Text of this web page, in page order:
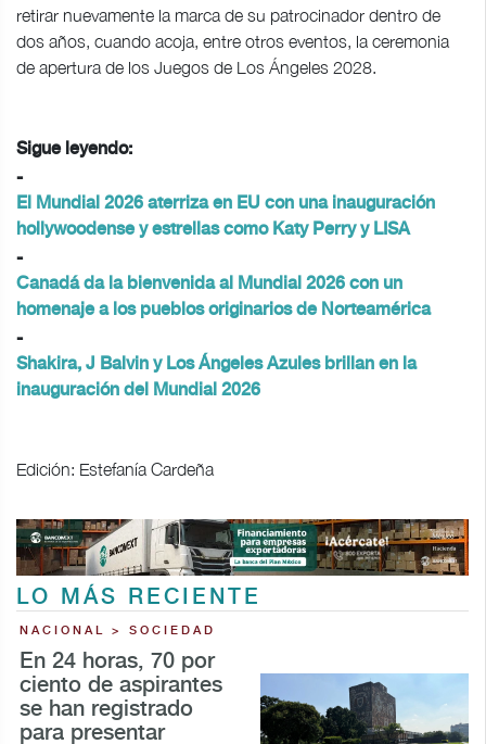
retirar nuevamente la marca de su patrocinador dentro de
dos años, cuando acoja, entre otros eventos, la ceremonia
de apertura de los Juegos de Los Ángeles 2028.
Sigue leyendo:
-
El Mundial 2026 aterriza en EU con una inauguración
hollywoodense y estrellas como Katy Perry y LISA
-
Canadá da la bienvenida al Mundial 2026 con un
homenaje a los pueblos originarios de Norteamérica
-
Shakira, J Balvin y Los Ángeles Azules brillan en la
inauguración del Mundial 2026
Edición: Estefanía Cardeña
LO MÁS RECIENTE
NACIONAL > SOCIEDAD
En 24 horas, 70 por
ciento de aspirantes
se han registrado
para presentar